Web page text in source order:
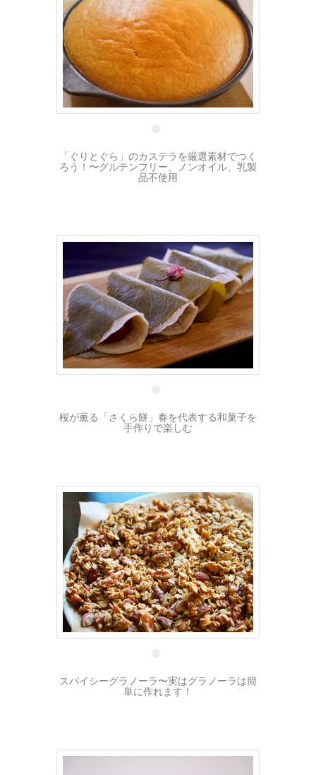
5 5月
「ぐりとぐら」のカステラを厳選素材でつく
ろう！〜グルテンフリー、ノンオイル、乳製
品不使用
2 3月
桜が薫る「さくら餅」春を代表する和菓子を
手作りで楽しむ
28 1月
スパイシーグラノーラ〜実はグラノーラは簡
単に作れます！